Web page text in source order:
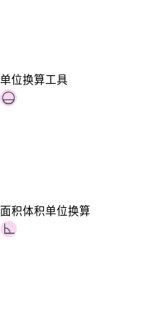
单位换算工具
面积体积单位换算